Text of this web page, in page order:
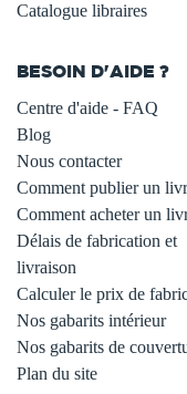
Catalogue libraires
BESOIN D'AIDE ?
Centre d'aide - FAQ
Blog
Nous contacter
Comment publier un
Comment acheter un
Délais de fabrication et
livraison
Calculer le prix de
Nos gabarits intérieur
Nos gabarits de
Plan du site